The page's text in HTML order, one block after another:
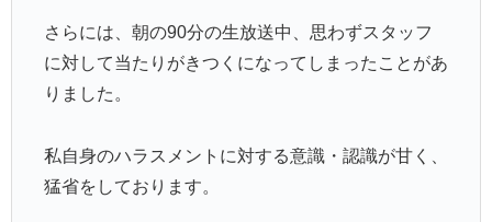
さらには、朝の90分の生放送中、思わずスタッフ
に対して当たりがきつくになってしまったことがあ
りました。
私自身のハラスメントに対する意識・認識が甘く、
猛省をしております。